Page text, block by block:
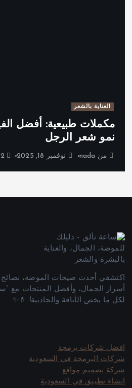
العناية بالشعر
مكملات طبيعية: أفضل
نمو شعر الرجل
من nada نوفمبر 18, 2025
اكتشفي أحدث صيحات الموضة، نصائح
أسرار الجمال، وأفضل المنتجات مع
لكل ما يخص الأناقة والجاذبية! 💄✨
افضل شركات برمجة
شركات البرمجة في السعودية
شركة تصميم مواقع
انشاء تطبيق في السعودية